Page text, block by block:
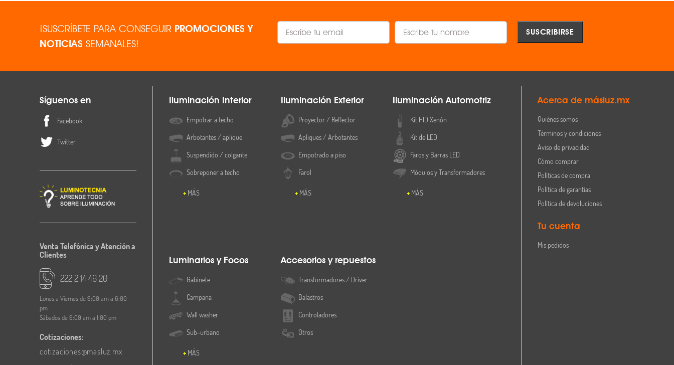
¡SUSCRÍBETE PARA CONSEGUIR PROMOCIONES Y
NOTICIAS SEMANALES!
Síguenos en
Facebook
Twitter
Venta Telefónica y Atención a
Clientes
222 2 14 46 20
Lunes a Viernes de 9:00 am a 6:00
pm
Sábados de 9:00 am a 1:00 pm
Cotizaciones:
cotizaciones@masluz.mx
Iluminación Interior
Empotrar a techo
Arbotantes / aplique
Suspendido / colgante
Sobreponer a techo
MÁS
Iluminación Exterior
Proyector / Reflector
Apliques / Arbotantes
Empotrado a piso
Farol
MÁS
Iluminación Automotriz
Kit HID Xenón
Kit de LED
Faros y Barras LED
Módulos y Transformadores
MÁS
Luminarios y Focos
Gabinete
Campana
Wall washer
Sub-urbano
MÁS
Accesorios y repuestos
Transformadores / Driver
Balastros
Controladores
Otros
Acerca de másluz.mx
Quiénes somos
Términos y condiciones
Aviso de privacidad
Cómo comprar
Políticas de compra
Política de garantías
Política de devoluciones
Tu cuenta
Mis pedidos